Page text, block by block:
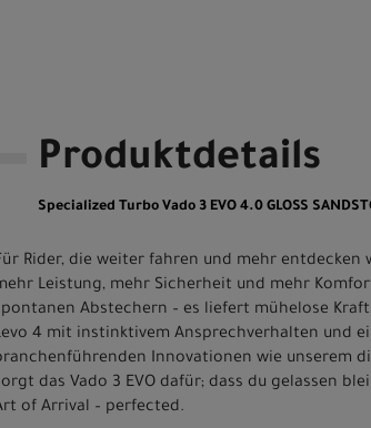
Produktdetails
Specialized Turbo Vado 3 EVO 4.0 GLOSS
Rider, die weiter fahren und mehr entdecken
Leistung, mehr Sicherheit und mehr
Abstechern – es liefert mühelose
4 mit instinktivem Ansprechverhalten und
Innovationen wie unserem
das Vado 3 EVO dafür; dass du gelassen
of Arrival – perfected.